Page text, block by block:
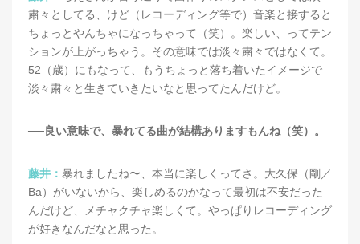
粛々としてる、けど（レコーディング等で）音楽と接すると
ちょっとやんちゃになっちゃって（笑）。楽しい、ってテン
ションが上がっちゃう。その意味では淡々粛々ではなくて。
52（歳）にもなって、もうちょっと落ち着いたイメージで
淡々粛々と生きていきたいなと思ってたんだけど。
──良い意味で、暴れてる曲が結構ありますもんね（笑）。
藤井： 暴れましたね〜、本当に楽しくってさ。大久保（剛／
Ba）がいないから、楽しめるのかなって最初は不安だった
んだけど、メチャクチャ楽しくて。やっぱりレコーディング
が好きなんだなと思った。